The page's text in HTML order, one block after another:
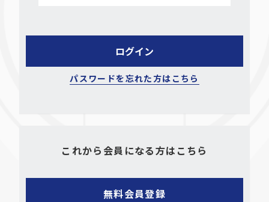
パスワードを忘れた方はこちら
これから会員になる方はこちら